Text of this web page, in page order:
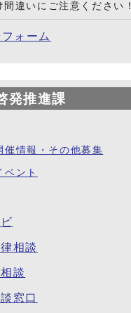
違いにご注意ください！
ォーム
発推進課
催情報・その他募集
ベント
相談
談
窓口